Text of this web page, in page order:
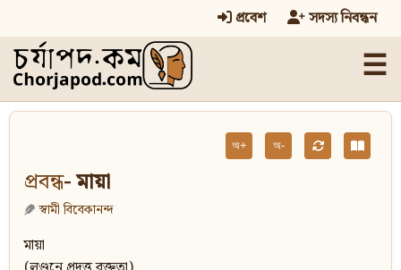
প্রবেশ সদস্য নিবন্ধন
☰
অ+ অ-
প্রবন্ধ- মায়া
স্বামী বিবেকানন্দ
মায়া